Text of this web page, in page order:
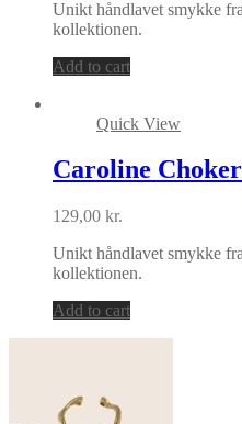
Unikt håndlavet smykke
kollektionen.
Add to cart
Quick View
Caroline
129,00 kr.
Unikt håndlavet smykke
kollektionen.
Add to cart